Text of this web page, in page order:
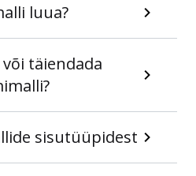
luua?
täiendada
sisutüüpidest